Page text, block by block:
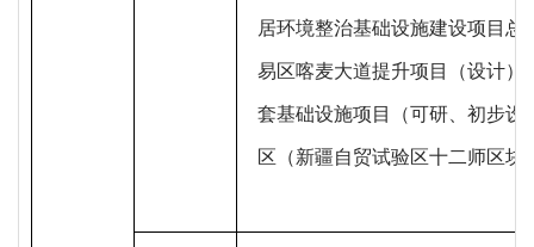
居环境整治基础设施建设项目
易区喀麦大道提升项目（设计）
套基础设施项目（可研、初步设
区（新疆自贸试验区十二师区